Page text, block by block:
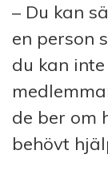
– Du kan
en person
du kan
de ber om
behövt